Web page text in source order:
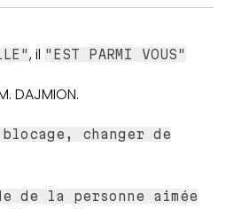
, il "EST PARMI VOUS"
DAJMION.
changer de
de la personne aimée